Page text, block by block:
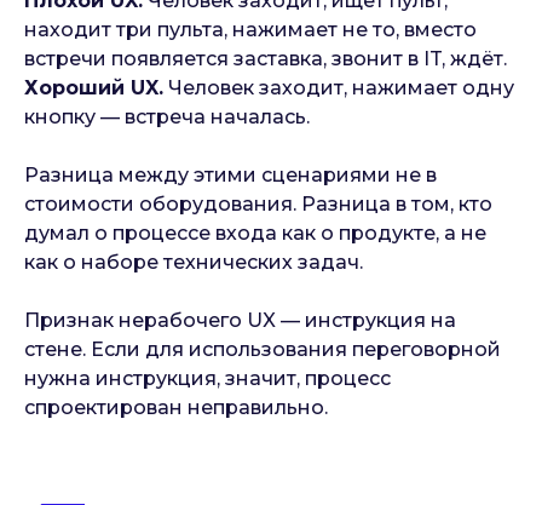
находит три пульта, нажимает не то, вместо
встречи появляется заставка, звонит в IT, ждёт.
Хороший UX. Человек заходит, нажимает одну
кнопку — встреча началась.
Разница между этими сценариями не в
стоимости оборудования. Разница в том, кто
думал о процессе входа как о продукте, а не
как о наборе технических задач.
Признак нерабочего UX — инструкция на
стене. Если для использования переговорной
нужна инструкция, значит, процесс
спроектирован неправильно.